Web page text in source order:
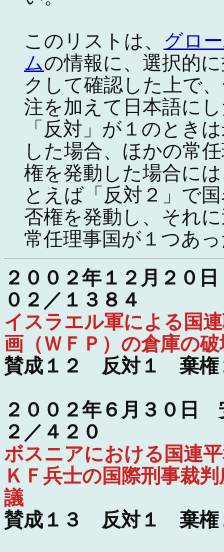
このリストは、 グロ
ムの情報に、選択的
クして確認した上で
注を加えて日本語に
「反対」が１のとき
した場合、ほかの常
権を発動した場合に
とえば「反対２」で
否権を発動し、それ
常任理事国が１つあ
２００２年１２月２０
０２／１３８４
イスラエル軍による国
画（ＷＦＰ）の倉庫の
賛成１２ 反対１ 棄権
２００２年６月３０日
２／４２０
ボスニアにおける国連
ＫＦ兵士の国際刑事裁
議
賛成１３ 反対１ 棄権